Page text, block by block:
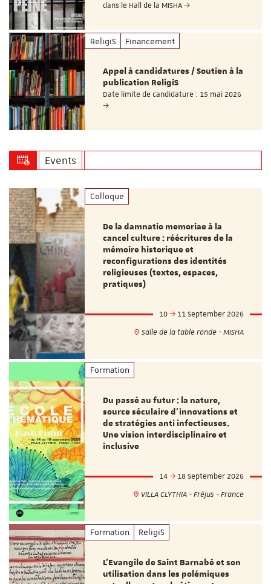
dans le Hall de la MISHA
ReligiS Financement
Appel à candidatures / Soutien à la
publication ReligiS
Date limite de candidature : 15 mai 2026
Events
Colloque
De la damnatio memoriae à la
cancel culture : réécritures de la
mémoire historique et
reconfigurations des identités
religieuses (textes, espaces,
pratiques)
10
11 September 2026
Salle de la table ronde - MISHA
Formation
Du passé au futur : la nature,
source séculaire d’innovations et
de stratégies anti infectieuses.
Une vision interdisciplinaire et
inclusive
14
18 September 2026
VILLA CLYTHIA - Fréjus - France
Formation ReligiS
L’Evangile de Saint Barnabé et son
utilisation dans les polémiques